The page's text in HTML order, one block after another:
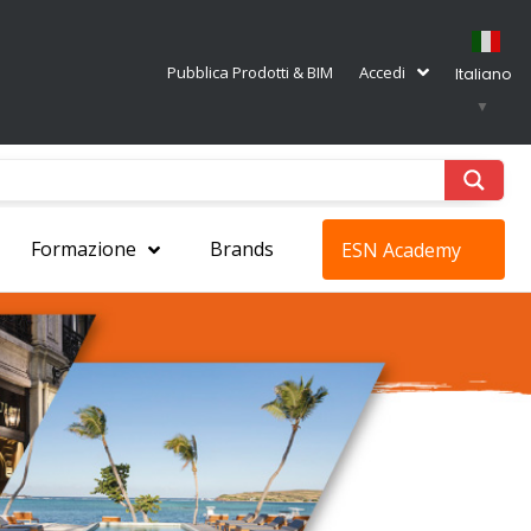
Pubblica Prodotti & BIM Accedi
Italiano
▼
Formazione Brands ESN Academy